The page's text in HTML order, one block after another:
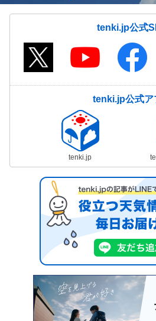
tenki.jp公式
tenki.jp公式ア
tenki.jp